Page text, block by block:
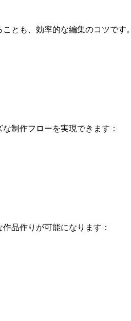
とも、効率的な編集のコツです。
制作フローを実現できます：
品作りが可能になります：